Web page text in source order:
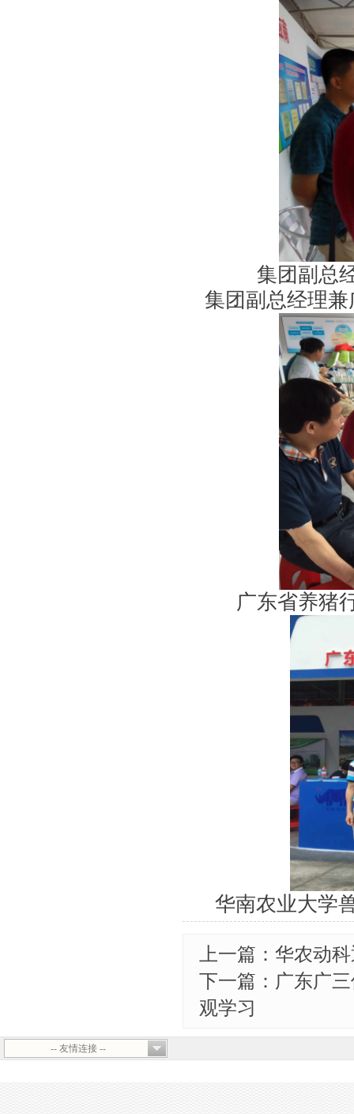
集团副总
集团副总经理
广东省养猪
华南农业大学
上一篇：华农动
下一篇：广东广
观学习
-- 友情连接 --